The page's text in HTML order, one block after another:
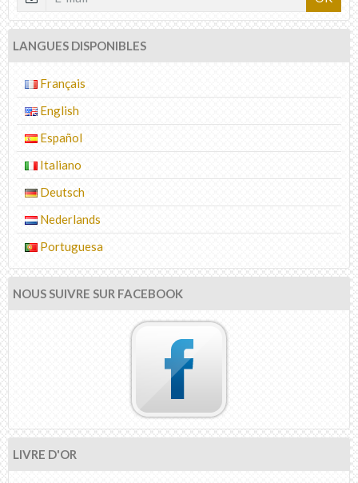
LANGUES DISPONIBLES
Français
English
Español
Italiano
Deutsch
Nederlands
Portuguesa
NOUS SUIVRE SUR FACEBOOK
LIVRE D'OR